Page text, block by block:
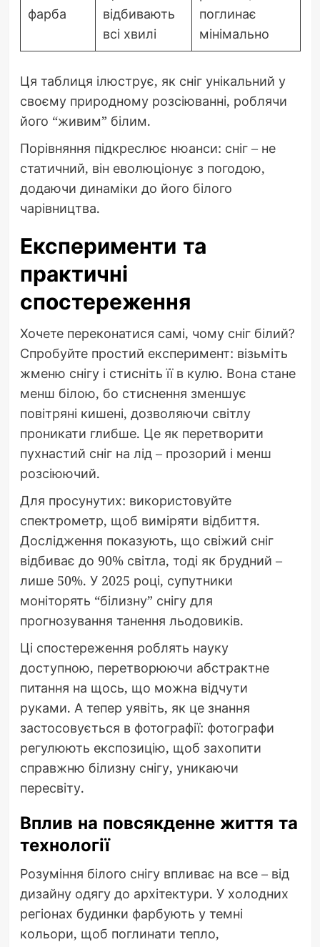
фарба
відбивають
всі хвилі
поглинає
мінімально
Ця таблиця ілюструє, як сніг унікальний у
своєму природному розсіюванні, роблячи
його “живим” білим.
Порівняння підкреслює нюанси: сніг – не
статичний, він еволюціонує з погодою,
додаючи динаміки до його білого
чарівництва.
Експерименти та
практичні
спостереження
Хочете переконатися самі, чому сніг білий?
Спробуйте простий експеримент: візьміть
жменю снігу і стисніть її в кулю. Вона стане
менш білою, бо стиснення зменшує
повітряні кишені, дозволяючи світлу
проникати глибше. Це як перетворити
пухнастий сніг на лід – прозорий і менш
розсіюючий.
Для просунутих: використовуйте
спектрометр, щоб виміряти відбиття.
Дослідження показують, що свіжий сніг
відбиває до 90% світла, тоді як брудний –
лише 50%. У 2025 році, супутники
моніторять “білизну” снігу для
прогнозування танення льодовиків.
Ці спостереження роблять науку
доступною, перетворюючи абстрактне
питання на щось, що можна відчути
руками. А тепер уявіть, як це знання
застосовується в фотографії: фотографи
регулюють експозицію, щоб захопити
справжню білизну снігу, уникаючи
пересвіту.
Вплив на повсякденне життя та
технології
Розуміння білого снігу впливає на все – від
дизайну одягу до архітектури. У холодних
регіонах будинки фарбують у темні
кольори, щоб поглинати тепло,